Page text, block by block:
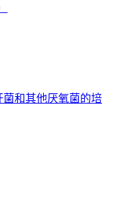
和其他厌氧菌的培